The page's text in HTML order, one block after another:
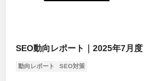
SEO動向レポート｜2025年7月度
動向レポート SEO対策